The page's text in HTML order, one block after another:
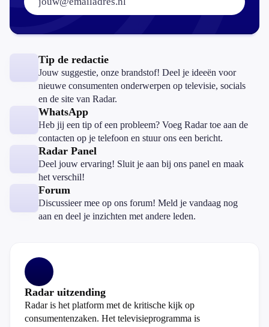
Tip de redactie
Jouw suggestie, onze brandstof! Deel je ideeën voor
nieuwe consumenten onderwerpen op televisie, socials
en de site van Radar.
WhatsApp
Heb jij een tip of een probleem? Voeg Radar toe aan de
contacten op je telefoon en stuur ons een bericht.
Radar Panel
Deel jouw ervaring! Sluit je aan bij ons panel en maak
het verschil!
Forum
Discussieer mee op ons forum! Meld je vandaag nog
aan en deel je inzichten met andere leden.
Radar uitzending
Radar is het platform met de kritische kijk op
consumentenzaken. Het televisieprogramma is